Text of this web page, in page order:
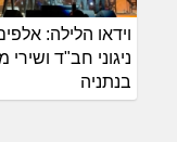
וידאו הלילה:
ניגוני חב"ד ושירי
בנתניה